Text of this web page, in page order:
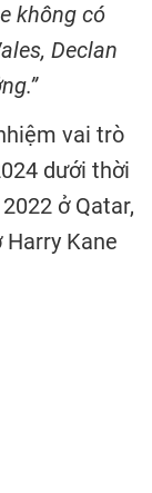
không có
Declan
vai trò
dưới thời
ở Qatar,
Kane